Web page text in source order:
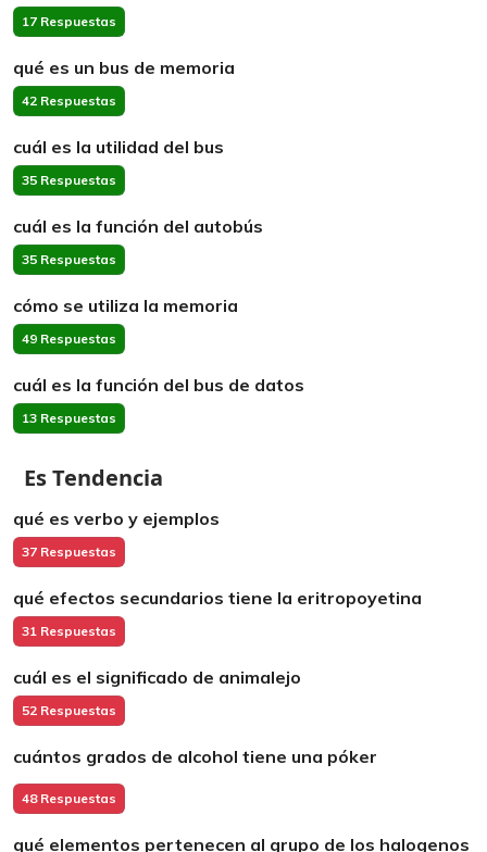
17 Respuestas
qué es un bus de memoria
42 Respuestas
cuál es la utilidad del bus
35 Respuestas
cuál es la función del autobús
35 Respuestas
cómo se utiliza la memoria
49 Respuestas
cuál es la función del bus de datos
13 Respuestas
Es Tendencia
qué es verbo y ejemplos
37 Respuestas
qué efectos secundarios tiene la eritropoyetina
31 Respuestas
cuál es el significado de animalejo
52 Respuestas
cuántos grados de alcohol tiene una póker
48 Respuestas
qué elementos pertenecen al grupo de los halogenos